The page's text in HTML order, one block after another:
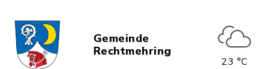
Gemeinde
Rechtmehring
23 °C